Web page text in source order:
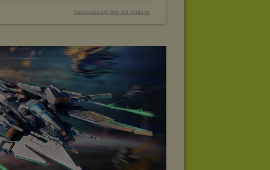
bezpośredni link do folderu